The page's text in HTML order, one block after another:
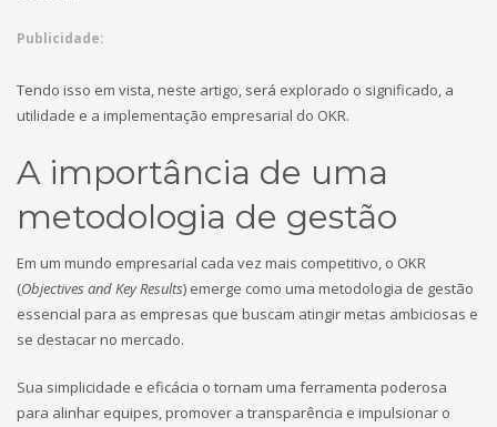
Publicidade:
Tendo isso em vista, neste artigo, será explorado o significado, a
utilidade e a implementação empresarial do OKR.
A importância de uma
metodologia de gestão
Em um mundo empresarial cada vez mais competitivo, o OKR
(Objectives and Key Results) emerge como uma metodologia de gestão
essencial para as empresas que buscam atingir metas ambiciosas e
se destacar no mercado.
Sua simplicidade e eficácia o tornam uma ferramenta poderosa
para alinhar equipes, promover a transparência e impulsionar o